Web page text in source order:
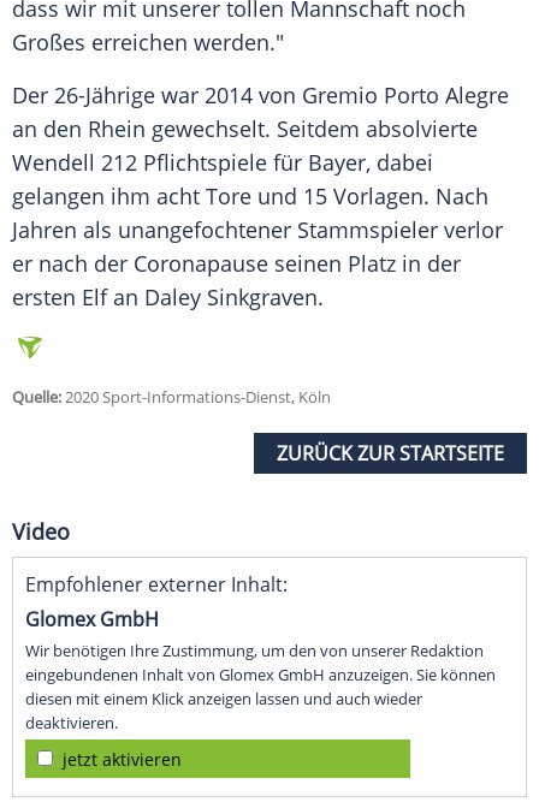
dass wir mit unserer tollen Mannschaft noch
Großes erreichen werden."
Der 26-Jährige war 2014 von Gremio Porto Alegre
an den Rhein gewechselt. Seitdem absolvierte
Wendell 212 Pflichtspiele für Bayer, dabei
gelangen ihm acht Tore und 15 Vorlagen. Nach
Jahren als unangefochtener Stammspieler verlor
er nach der Coronapause seinen Platz in der
ersten Elf an Daley Sinkgraven.
Quelle:2020 Sport-Informations-Dienst, Köln
ZURÜCK ZUR STARTSEITE
Video
Empfohlener externer Inhalt:
Glomex GmbH
Wir benötigen Ihre Zustimmung, um den von unserer Redaktion
eingebundenen Inhalt von Glomex GmbH anzuzeigen. Sie können
diesen mit einem Klick anzeigen lassen und auch wieder
deaktivieren.
jetzt aktivieren